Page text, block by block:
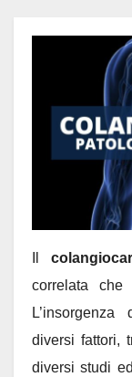
Il
correlata
diversi fattori,
diversi studi